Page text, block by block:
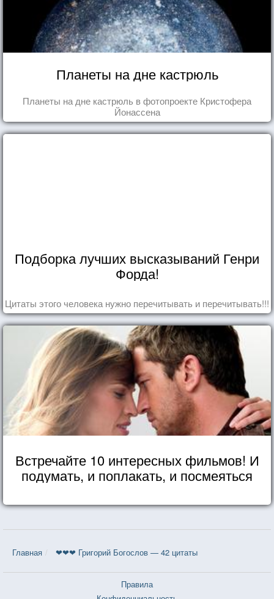
Планеты на дне кастрюль
Планеты на дне кастрюль в фотопроекте Кристофера
Йонассена
Подборка лучших высказываний Генри
Форда!
Цитаты этого человека нужно перечитывать и перечитывать!!!
Встречайте 10 интересных фильмов! И
подумать, и поплакать, и посмеяться
Главная ❤❤❤ Григорий Богослов — 42 цитаты
Правила